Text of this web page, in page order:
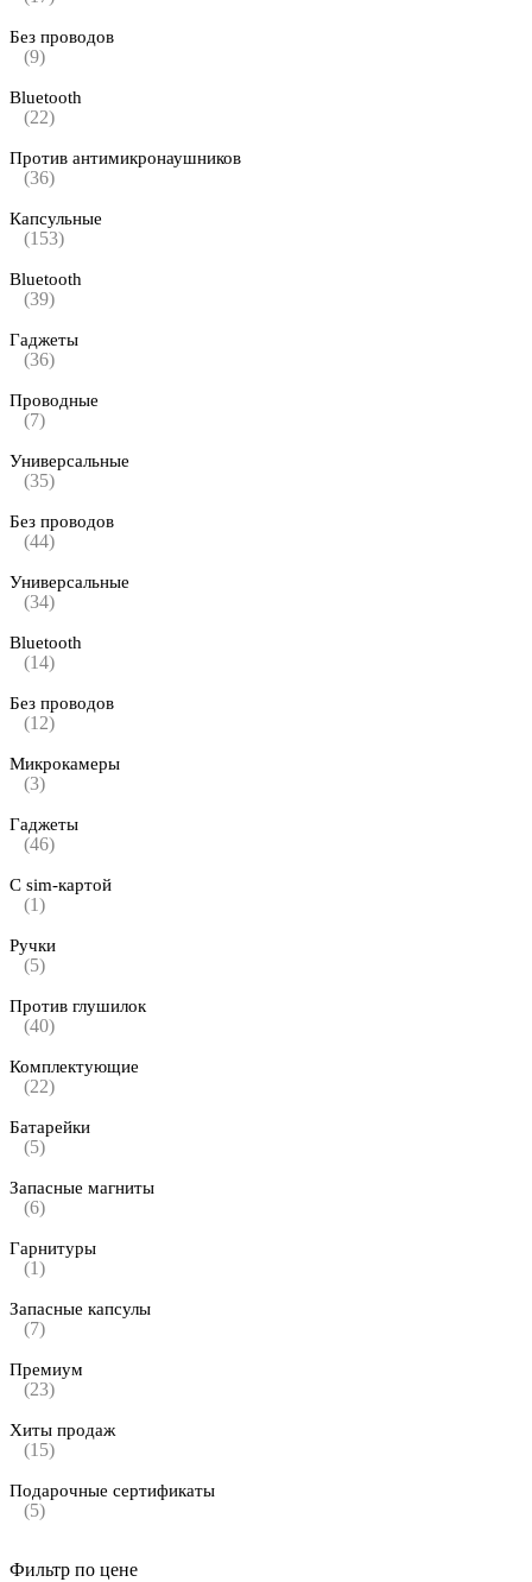
Без проводов
(9)
Bluetooth
(22)
Против антимикронаушников
(36)
Капсульные
(153)
Bluetooth
(39)
Гаджеты
(36)
Проводные
(7)
Универсальные
(35)
Без проводов
(44)
Универсальные
(34)
Bluetooth
(14)
Без проводов
(12)
Микрокамеры
(3)
Гаджеты
(46)
С sim-картой
(1)
Ручки
(5)
Против глушилок
(40)
Комплектующие
(22)
Батарейки
(5)
Запасные магниты
(6)
Гарнитуры
(1)
Запасные капсулы
(7)
Премиум
(23)
Хиты продаж
(15)
Подарочные сертификаты
(5)
Фильтр по цене